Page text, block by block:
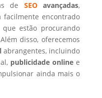
de SEOavançadas,
encontrado
estão procurando
disso, oferecemos
abrangentes, incluindo
publicidade online e
ainda mais o